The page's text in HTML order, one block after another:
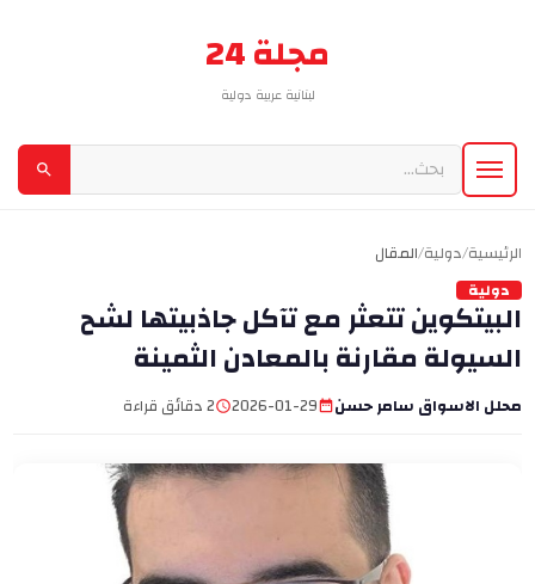
مجلة 24
لبنانية عربية دولية
الرئيسية/دولية/المقال
دولية
البيتكوين تتعثر مع تآكل جاذبيتها لشح
السيولة مقارنة بالمعادن الثمينة
محلل الاسواق سامر حسن 2026-01-29 2 دقائق قراءة